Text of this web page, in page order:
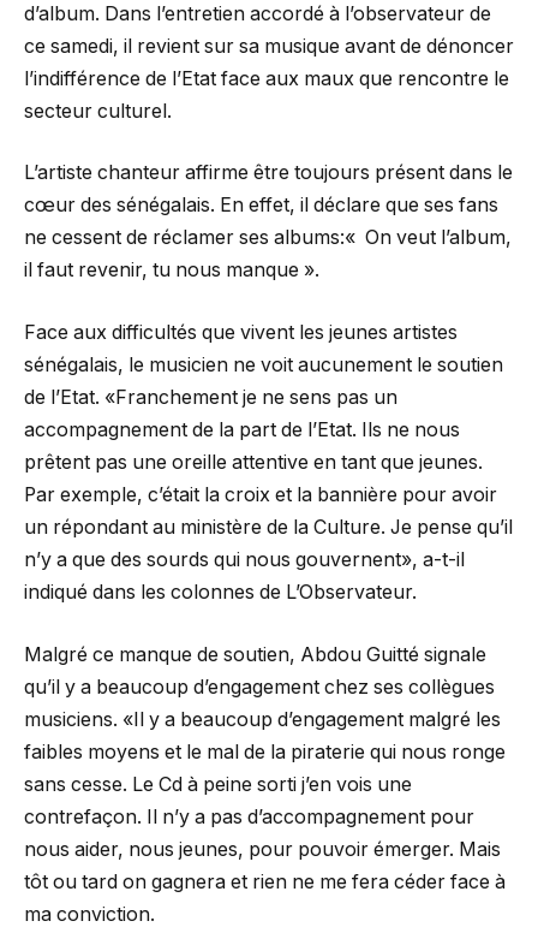
d’album. Dans l’entretien accordé à l’observateur de
ce samedi, il revient sur sa musique avant de dénoncer
l’indifférence de l’Etat face aux maux que rencontre le
secteur culturel.
L’artiste chanteur affirme être toujours présent dans le
cœur des sénégalais. En effet, il déclare que ses fans
ne cessent de réclamer ses albums:« On veut l’album,
il faut revenir, tu nous manque ».
Face aux difficultés que vivent les jeunes artistes
sénégalais, le musicien ne voit aucunement le soutien
de l’Etat. «Franchement je ne sens pas un
accompagnement de la part de l’Etat. Ils ne nous
prêtent pas une oreille attentive en tant que jeunes.
Par exemple, c’était la croix et la bannière pour avoir
un répondant au ministère de la Culture. Je pense qu’il
n’y a que des sourds qui nous gouvernent», a-t-il
indiqué dans les colonnes de L’Observateur.
Malgré ce manque de soutien, Abdou Guitté signale
qu’il y a beaucoup d’engagement chez ses collègues
musiciens. «Il y a beaucoup d’engagement malgré les
faibles moyens et le mal de la piraterie qui nous ronge
sans cesse. Le Cd à peine sorti j’en vois une
contrefaçon. Il n’y a pas d’accompagnement pour
nous aider, nous jeunes, pour pouvoir émerger. Mais
tôt ou tard on gagnera et rien ne me fera céder face à
ma conviction.